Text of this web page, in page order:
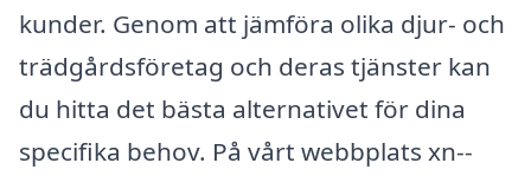
kunder. Genom att jämföra olika djur- och
trädgårdsföretag och deras tjänster kan
du hitta det bästa alternativet för dina
specifika behov. På vårt webbplats xn--